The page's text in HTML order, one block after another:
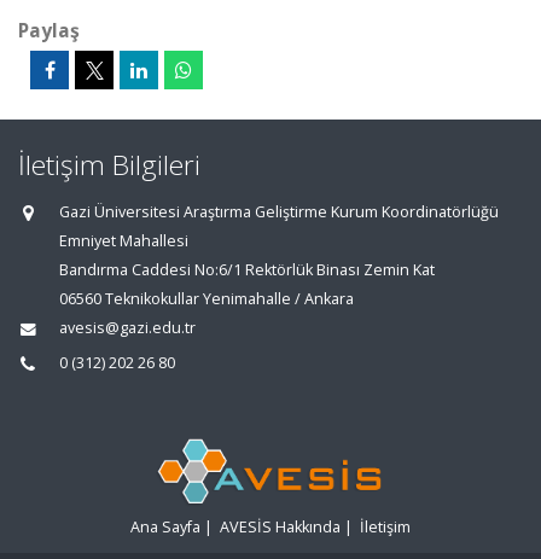
Paylaş
İletişim Bilgileri
Gazi Üniversitesi Araştırma Geliştirme Kurum Koordinatörlüğü
Emniyet Mahallesi
Bandırma Caddesi No:6/1 Rektörlük Binası Zemin Kat
06560 Teknikokullar Yenimahalle / Ankara
avesis@gazi.edu.tr
0 (312) 202 26 80
Ana Sayfa | AVESİS Hakkında | İletişim